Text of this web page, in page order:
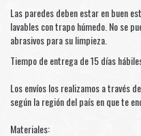
Las paredes deben estar en buen
lavables con trapo húmedo. No se
abrasivos para su limpieza.
Tiempo de entrega de 15 días
Los envíos los realizamos a través
según la región del país en que te
Materiales: